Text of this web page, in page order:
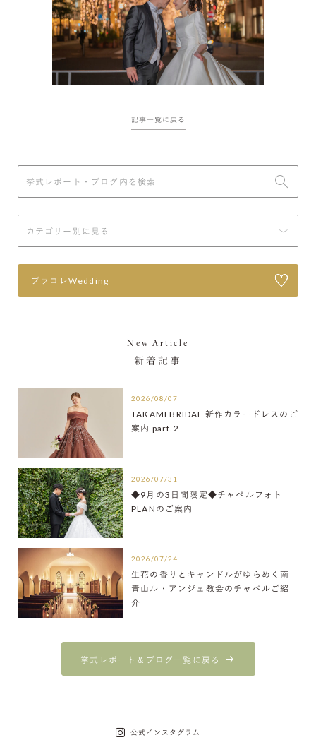
記事一覧に戻る
プラコレWedding
New Article
新着記事
2026/08/07
TAKAMI BRIDAL 新作カラードレスのご
案内 part.2
2026/07/31
◆9月の3日間限定◆チャペルフォト
PLANのご案内
2026/07/24
生花の香りとキャンドルがゆらめく南
青山ル・アンジェ教会のチャペルご紹
介
挙式レポート＆ブログ一覧に戻る
公式インスタグラム